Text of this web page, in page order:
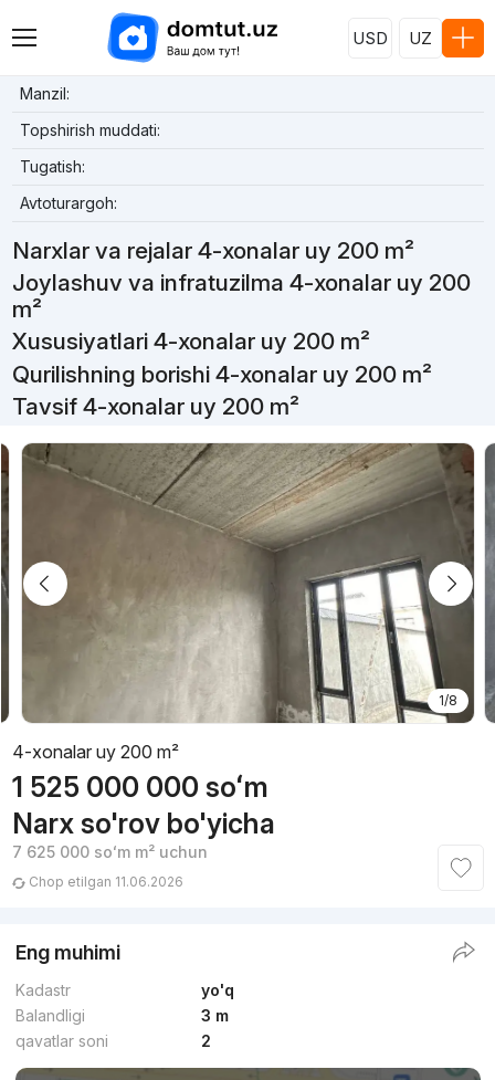
USD UZ
Manzil:
Topshirish muddati:
Tugatish:
Avtoturargoh:
Narxlar va rejalar 4-xonalar uy 200 m²
Joylashuv va infratuzilma 4-xonalar uy 200
m²
Xususiyatlari 4-xonalar uy 200 m²
Qurilishning borishi 4-xonalar uy 200 m²
Tavsif 4-xonalar uy 200 m²
1/8
4-xonalar uy 200 m²
1 525 000 000 soʻm
Narx so'rov bo'yicha
7 625 000 soʻmm² uchun
Chop etilgan 11.06.2026
Eng muhimi
Kadastr
yo'q
Balandligi
3 m
qavatlar soni
2